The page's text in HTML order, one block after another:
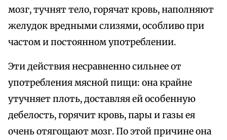
мозг, тучнят тело, горячат кровь, наполняют
желудок вредными слизями, особливо при
частом и постоянном употреблении.
Эти действия несравненно сильнее от
употребления мясной пищи: она крайне
утучняет плоть, доставляя ей особенную
дебелость, горячит кровь, пары и газы ея
очень отягощают мозг. По этой причине она